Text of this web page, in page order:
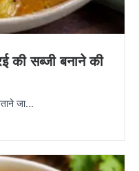
सब्जी बनाने की
जा...